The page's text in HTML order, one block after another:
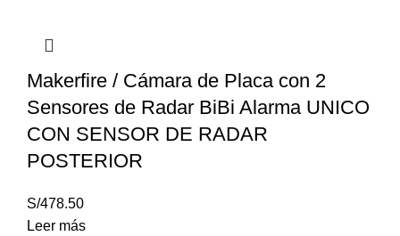
Makerfire / Cámara de Placa con 2
Sensores de Radar BiBi Alarma UNICO
CON SENSOR DE RADAR
POSTERIOR
S/478.50
Leer más